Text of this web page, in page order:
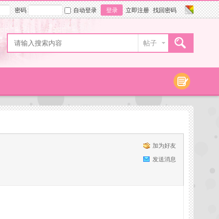
密码 自动登录 登录 立即注册 找回密码
帖子
加为好友
发送消息